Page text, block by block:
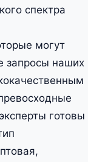
спектра
могут
запросы наших
готовы